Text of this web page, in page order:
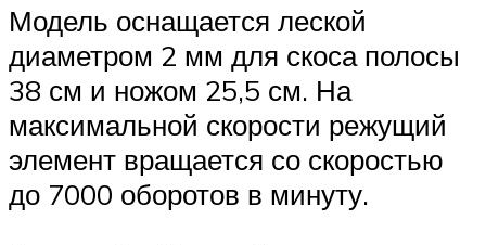
Модель оснащается леской
диаметром 2 мм для скоса полосы
38 см и ножом 25,5 см. На
максимальной скорости режущий
элемент вращается со скоростью
до 7000 оборотов в минуту.